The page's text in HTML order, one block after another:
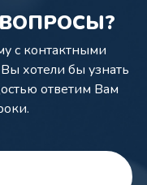
с контактными
хотели бы узнать
ответим Вам